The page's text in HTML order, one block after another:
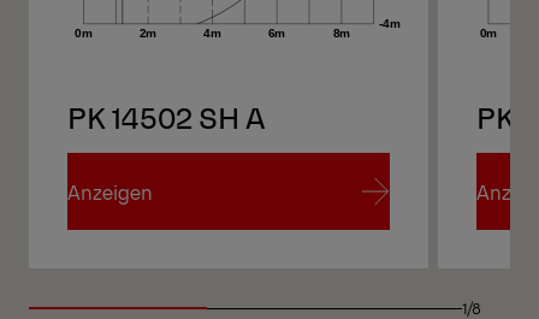
PK 14502 SH A
Anzeigen
PK
1/8